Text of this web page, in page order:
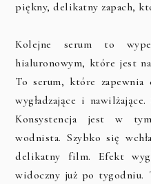
piękny, delikatny zapach,
Kolejne serum to
hialuronowym, które jest
To serum, które zapewnia
wygładzające i
Konsystencja jest w
wodnista. Szybko się
delikatny film. Efekt
widoczny już po tygodniu.